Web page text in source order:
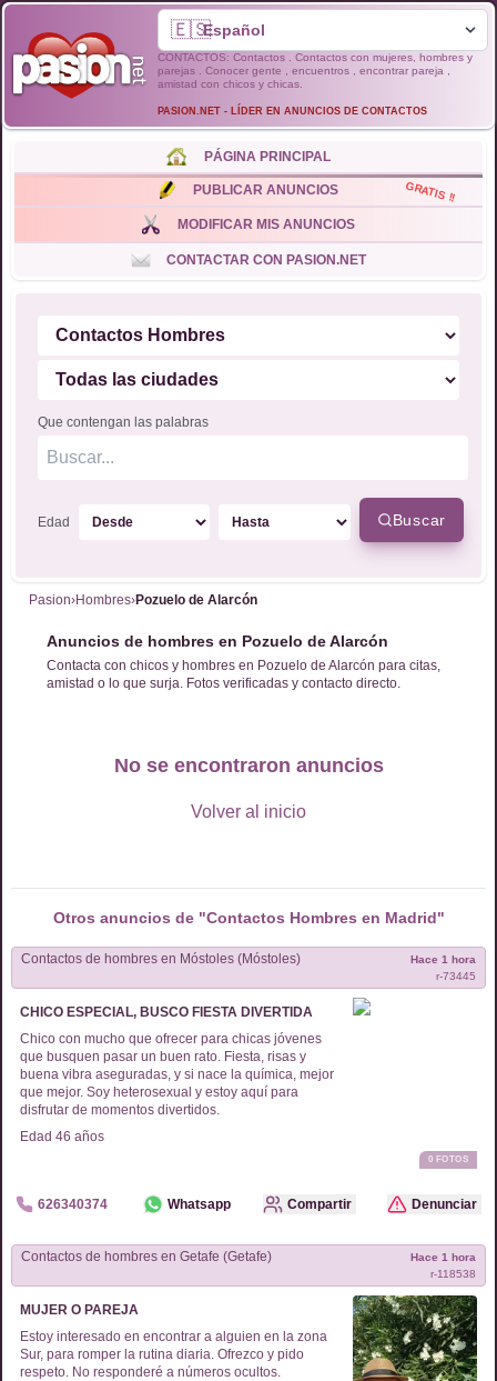
🇪🇸
CONTACTOS: Contactos . Contactos con mujeres, hombres y
parejas . Conocer gente , encuentros , encontrar pareja ,
amistad con chicos y chicas.
PASION.NET - LÍDER EN ANUNCIOS DE CONTACTOS
Que contengan las palabras
Edad Buscar
Pasion›Hombres›Pozuelo de Alarcón
Anuncios de hombres en Pozuelo de Alarcón
Contacta con chicos y hombres en Pozuelo de Alarcón para citas,
amistad o lo que surja. Fotos verificadas y contacto directo.
No se encontraron anuncios
Volver al inicio
Otros anuncios de "Contactos Hombres en Madrid"
Contactos de hombres en Móstoles (Móstoles)
r-73445
Hace 1 hora
CHICO ESPECIAL, BUSCO FIESTA DIVERTIDA
Chico con mucho que ofrecer para chicas jóvenes
que busquen pasar un buen rato. Fiesta, risas y
buena vibra aseguradas, y si nace la química, mejor
que mejor. Soy heterosexual y estoy aquí para
disfrutar de momentos divertidos.
Edad 46 años
0 FOTOS
626340374 Whatsapp Compartir Denunciar
Contactos de hombres en Getafe (Getafe)
r-118538
Hace 1 hora
MUJER O PAREJA
Estoy interesado en encontrar a alguien en la zona
Sur, para romper la rutina diaria. Ofrezco y pido
respeto. No responderé a números ocultos.
PÁGINA PRINCIPAL
PUBLICAR ANUNCIOS GRATIS !!
MODIFICAR MIS ANUNCIOS
CONTACTAR CON PASION.NET